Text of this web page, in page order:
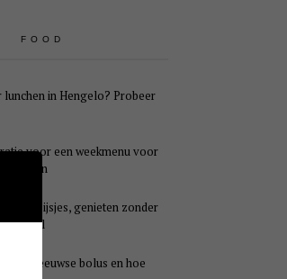
FOOD
lunchen in Hengelo? Probeer
voor een weekmenu voor
gezin
ijsjes, genieten zonder
een Zeeuwse bolus en hoe